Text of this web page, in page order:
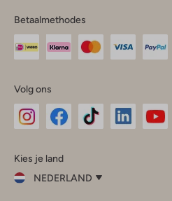
Betaalmethodes
Volg ons
InstagramFacebook
Kies je land
NEDERLAND